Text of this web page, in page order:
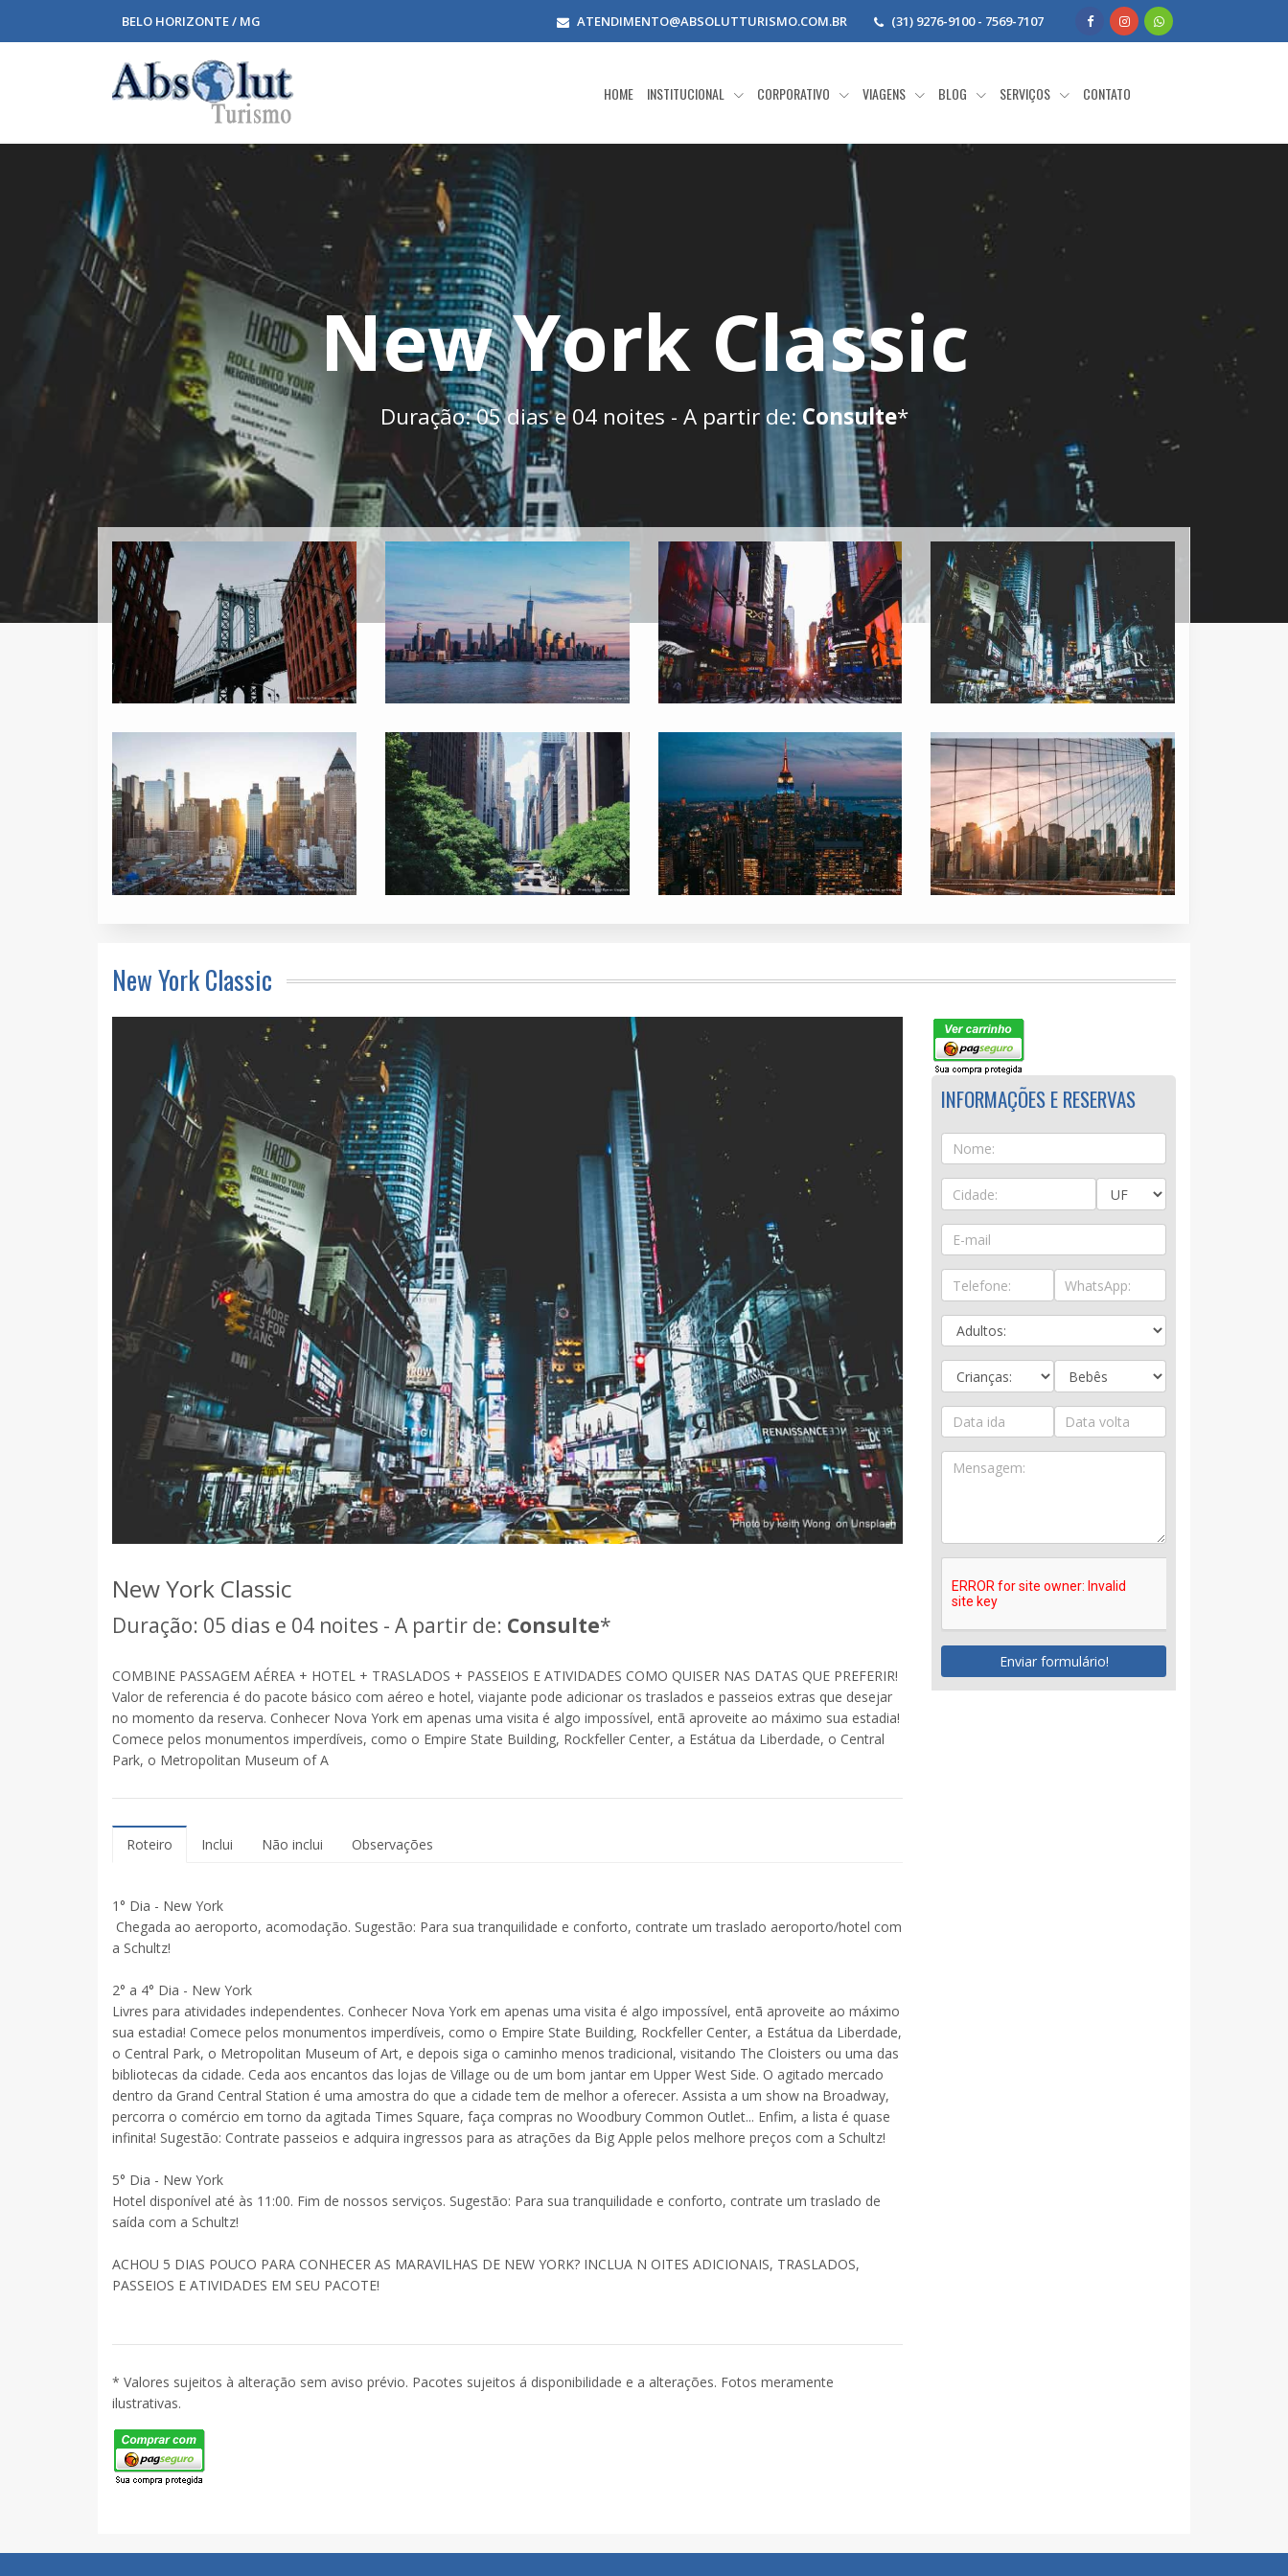
BELO HORIZONTE / MG ATENDIMENTO@ABSOLUTTURISMO.COM.BR (31) 9276-9100 - 7569-7107
HOME INSTITUCIONAL CORPORATIVO VIAGENS BLOG SERVIÇOS CONTATO
New York Classic
Duração: 05 dias e 04 noites - A partir de: Consulte*
New York Classic
New York Classic
Duração: 05 dias e 04 noites - A partir de: Consulte*
COMBINE PASSAGEM AÉREA + HOTEL + TRASLADOS + PASSEIOS E ATIVIDADES COMO QUISER NAS DATAS QUE PREFERIR!
Valor de referencia é do pacote básico com aéreo e hotel, viajante pode adicionar os traslados e passeios extras que desejar
no momento da reserva. Conhecer Nova York em apenas uma visita é algo impossível, entã aproveite ao máximo sua estadia!
Comece pelos monumentos imperdíveis, como o Empire State Building, Rockfeller Center, a Estátua da Liberdade, o Central
Park, o Metropolitan Museum of A
Roteiro Inclui Não inclui Observações
1° Dia - New York
Chegada ao aeroporto, acomodação. Sugestão: Para sua tranquilidade e conforto, contrate um traslado aeroporto/hotel com
a Schultz!
2° a 4° Dia - New York
Livres para atividades independentes. Conhecer Nova York em apenas uma visita é algo impossível, entã aproveite ao máximo
sua estadia! Comece pelos monumentos imperdíveis, como o Empire State Building, Rockfeller Center, a Estátua da Liberdade,
o Central Park, o Metropolitan Museum of Art, e depois siga o caminho menos tradicional, visitando The Cloisters ou uma das
bibliotecas da cidade. Ceda aos encantos das lojas de Village ou de um bom jantar em Upper West Side. O agitado mercado
dentro da Grand Central Station é uma amostra do que a cidade tem de melhor a oferecer. Assista a um show na Broadway,
percorra o comércio em torno da agitada Times Square, faça compras no Woodbury Common Outlet... Enfim, a lista é quase
infinita! Sugestão: Contrate passeios e adquira ingressos para as atrações da Big Apple pelos melhore preços com a Schultz!
5° Dia - New York
Hotel disponível até às 11:00. Fim de nossos serviços. Sugestão: Para sua tranquilidade e conforto, contrate um traslado de
saída com a Schultz!
ACHOU 5 DIAS POUCO PARA CONHECER AS MARAVILHAS DE NEW YORK? INCLUA N OITES ADICIONAIS, TRASLADOS,
PASSEIOS E ATIVIDADES EM SEU PACOTE!
* Valores sujeitos à alteração sem aviso prévio. Pacotes sujeitos á disponibilidade e a alterações. Fotos meramente
ilustrativas.
INFORMAÇÕES E RESERVAS
Enviar formulário!